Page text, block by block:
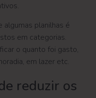
planilhas é
em categorias.
o quanto foi gasto,
em lazer etc.
reduzir os